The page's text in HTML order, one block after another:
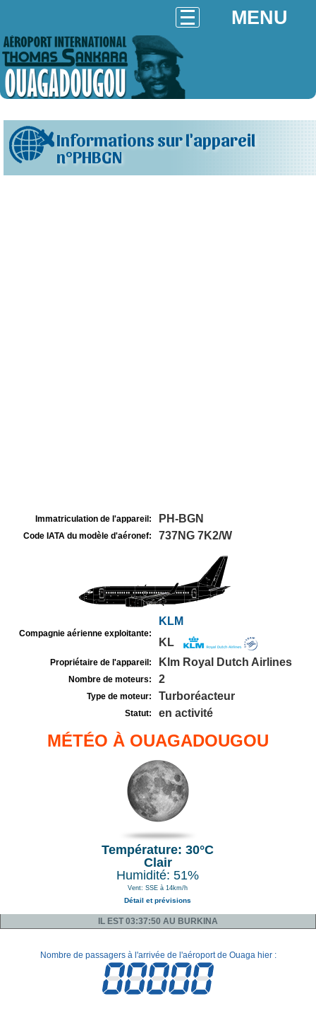
MENU
Informations sur l'appareil
n°PHBGN
Immatriculation de l'appareil: PH-BGN
Code IATA du modèle d'aéronef: 737NG 7K2/W
Compagnie aérienne exploitante:
KLM
KL
Propriétaire de l'appareil: Klm Royal Dutch Airlines
Nombre de moteurs: 2
Type de moteur: Turboréacteur
Statut: en activité
MÉTÉO À OUAGADOUGOU
Température: 30°C
Clair
Humidité: 51%
Vent: SSE à 14km/h
Détail et prévisions
IL EST 03:37:50 AU BURKINA
Nombre de passagers à l'arrivée de l'aéroport de Ouaga hier :